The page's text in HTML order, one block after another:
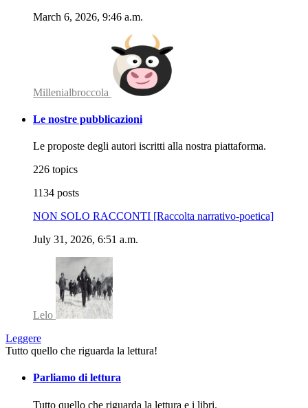
March 6, 2026, 9:46 a.m.
Millenialbroccola
Le nostre pubblicazioni
Le proposte degli autori iscritti alla nostra piattaforma.
226 topics
1134 posts
NON SOLO RACCONTI [Raccolta narrativo-poetica]
July 31, 2026, 6:51 a.m.
Lelo
Leggere
Tutto quello che riguarda la lettura!
Parliamo di lettura
Tutto quello che riguarda la lettura e i libri.